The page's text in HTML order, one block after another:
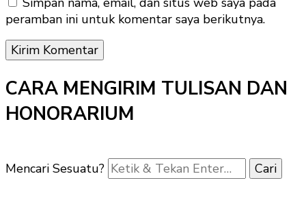
peramban ini untuk komentar saya berikutnya.
CARA MENGIRIM TULISAN DAN
HONORARIUM
Mencari Sesuatu?